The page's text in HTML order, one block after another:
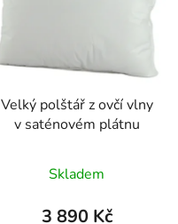
Velký polštář z ovčí vlny
v saténovém plátnu
Skladem
3 890 Kč